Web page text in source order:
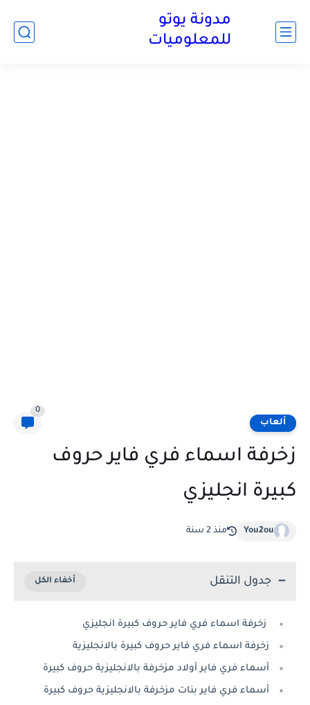
مدونة يوتو
للمعلوميات
ألعاب
0
زخرفة اسماء فري فاير حروف
كبيرة انجليزي
You2ou منذ 2 سنة
جدول التنقل
زخرفة اسماء فري فاير حروف كبيرة انجليزي
زخرفة اسماء فري فاير حروف كبيرة بالانجليزية
أسماء فري فاير أولاد مزخرفة بالانجليزية حروف كبيرة
أسماء فري فاير بنات مزخرفة بالانجليزية حروف كبيرة